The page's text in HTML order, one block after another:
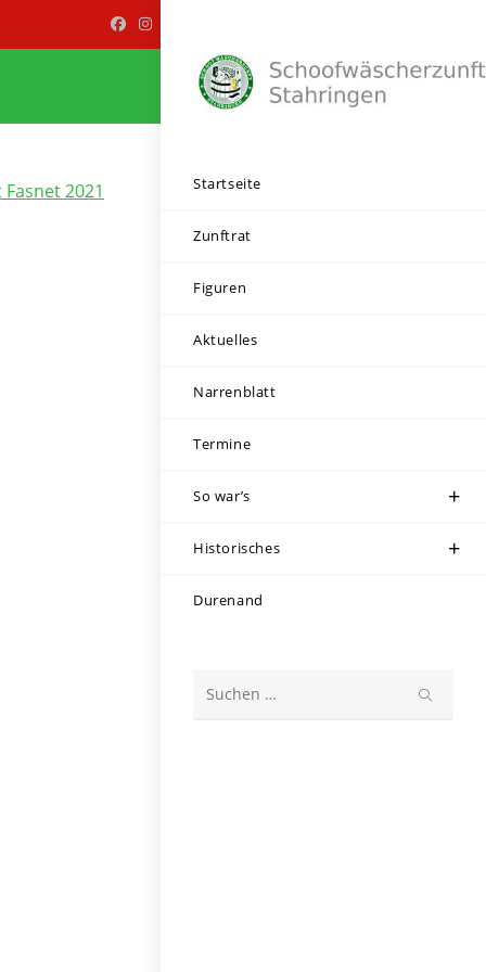
Startseite
Zunftrat
Figuren
Aktuelles
Narrenblatt
Termine
So war’s
Historisches
Durenand
Diese
2021